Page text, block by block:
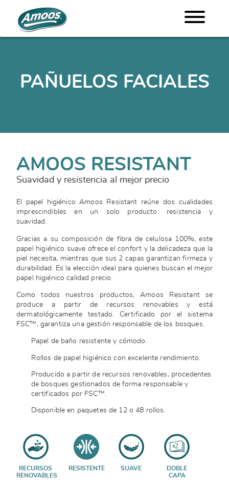
PAÑUELOS FACIALES
AMOOS RESISTANT
Suavidad y resistencia al mejor precio
El papel higiénico Amoos Resistant reúne dos cualidades
imprescindibles en un solo producto: resistencia y
suavidad.
Gracias a su composición de fibra de celulosa 100%, este
papel higiénico suave ofrece el confort y la delicadeza que la
piel necesita, mientras que sus 2 capas garantizan firmeza y
durabilidad. Es la elección ideal para quienes buscan el mejor
papel higiénico calidad precio.
Como todos nuestros productos, Amoos Resistant se
produce a partir de recursos renovables y está
dermatológicamente testado. Certificado por el sistema
FSC™, garantiza una gestión responsable de los bosques.
Papel de baño resistente y cómodo.
Rollos de papel higiénico con excelente rendimiento.
Producido a partir de recursos renovables, procedentes
de bosques gestionados de forma responsable y
certificados por FSC™.
Disponible en paquetes de 12 o 48 rollos.
RECURSOS
RENOVABLES
RESISTENTE SUAVE
DOBLE
CAPA